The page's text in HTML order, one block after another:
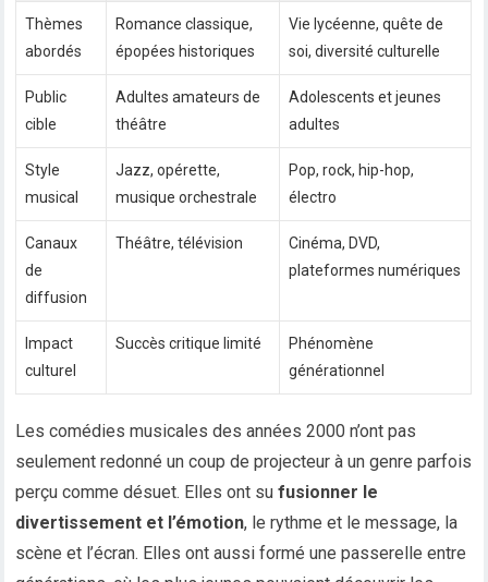
Thèmes
abordés
Romance classique,
épopées historiques
Vie lycéenne, quête de
soi, diversité culturelle
Public
cible
Adultes amateurs de
théâtre
Adolescents et jeunes
adultes
Style
musical
Jazz, opérette,
musique orchestrale
Pop, rock, hip-hop,
électro
Canaux
de
diffusion
Théâtre, télévision
Cinéma, DVD,
plateformes numériques
Impact
culturel
Succès critique limité
Phénomène
générationnel
Les comédies musicales des années 2000 n’ont pas
seulement redonné un coup de projecteur à un genre parfois
perçu comme désuet. Elles ont sufusionner le
divertissement et l’émotion, le rythme et le message, la
scène et l’écran. Elles ont aussi formé une passerelle entre